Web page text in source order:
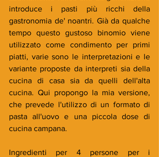
introduce i pasti più ricchi della
gastronomia de' noantri. Già da qualche
tempo questo gustoso binomio viene
utilizzato come condimento per primi
piatti, varie sono le interpretazioni e le
variante proposte da interpreti sia della
cucina di casa sia da quelli dell'alta
cucina. Qui propongo la mia versione,
che prevede l'utilizzo di un formato di
pasta all'uovo e una piccola dose di
cucina campana.
Ingredienti per 4 persone per i